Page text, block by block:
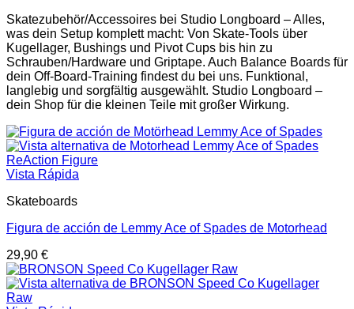
Skatezubehör/Accessoires bei Studio Longboard – Alles,
was dein Setup komplett macht: Von Skate-Tools über
Kugellager, Bushings und Pivot Cups bis hin zu
Schrauben/Hardware und Griptape. Auch Balance Boards für
dein Off-Board-Training findest du bei uns. Funktional,
langlebig und sorgfältig ausgewählt. Studio Longboard –
dein Shop für die kleinen Teile mit großer Wirkung.
Vista Rápida
Skateboards
Figura de acción de Lemmy Ace of Spades de Motorhead
29,90 €